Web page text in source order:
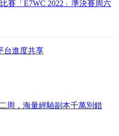
賽「E7WC 2022」準決賽周六
台進度共享
周，海量經驗副本千萬別錯